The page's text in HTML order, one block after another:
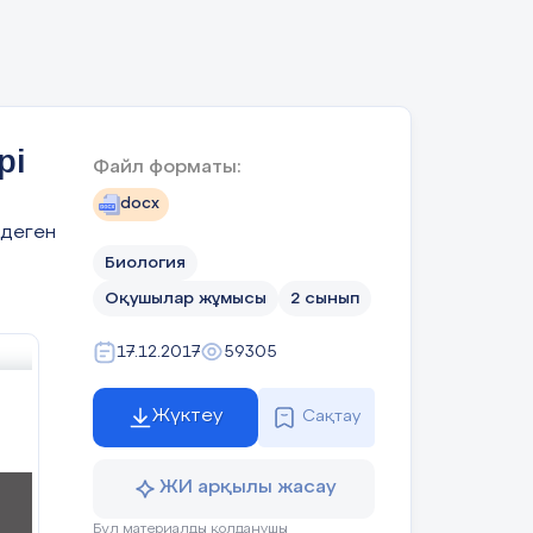
Файл форматы:
docx
Биология
Оқушылар жұмысы 2 сынып
17.12.2017 59305
Жүктеу Сақтау
ЖИ арқылы жасау
Бұл материалды қолданушы